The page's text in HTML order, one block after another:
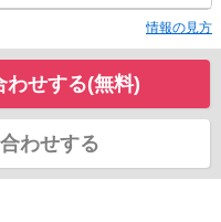
情報の見方
わせする(無料)
わせする